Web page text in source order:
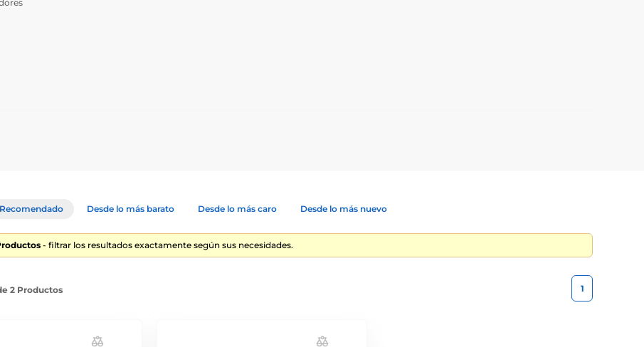
Recomendado Desde lo más barato Desde lo más caro Desde lo más nuevo
- filtrar los resultados exactamente según sus necesidades.
2 Productos 1